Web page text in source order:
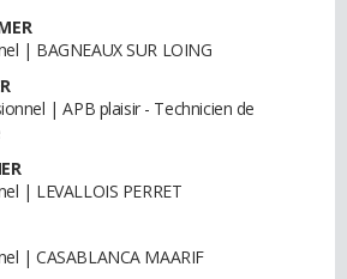
| BAGNEAUX SUR LOING
| APB plaisir - Technicien de
| LEVALLOIS PERRET
| CASABLANCA MAARIF